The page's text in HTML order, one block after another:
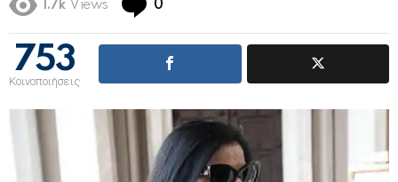
1.7k Views 0
753
Κοινοποιήσεις